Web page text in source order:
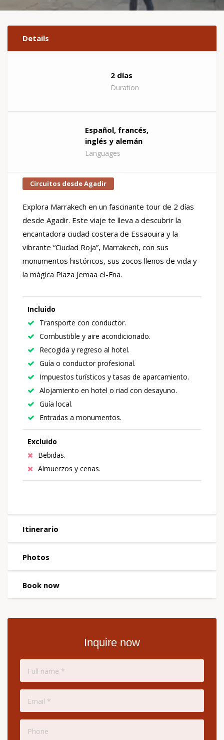
Details
2 días
Duration
Español, francés,
inglés y alemán
Languages
Circuitos desde Agadir
Explora Marrakech en un fascinante tour de 2 días
desde Agadir. Este viaje te lleva a descubrir la
encantadora ciudad costera de Essaouira y la
vibrante “Ciudad Roja”, Marrakech, con sus
monumentos históricos, sus zocos llenos de vida y
la mágica Plaza Jemaa el-Fna.
Incluido
Transporte con conductor.
Combustible y aire acondicionado.
Recogida y regreso al hotel.
Guía o conductor profesional.
Impuestos turísticos y tasas de aparcamiento.
Alojamiento en hotel o riad con desayuno.
Guía local.
Entradas a monumentos.
Excluido
Bebidas.
Almuerzos y cenas.
Itinerario
Photos
Book now
Inquire now